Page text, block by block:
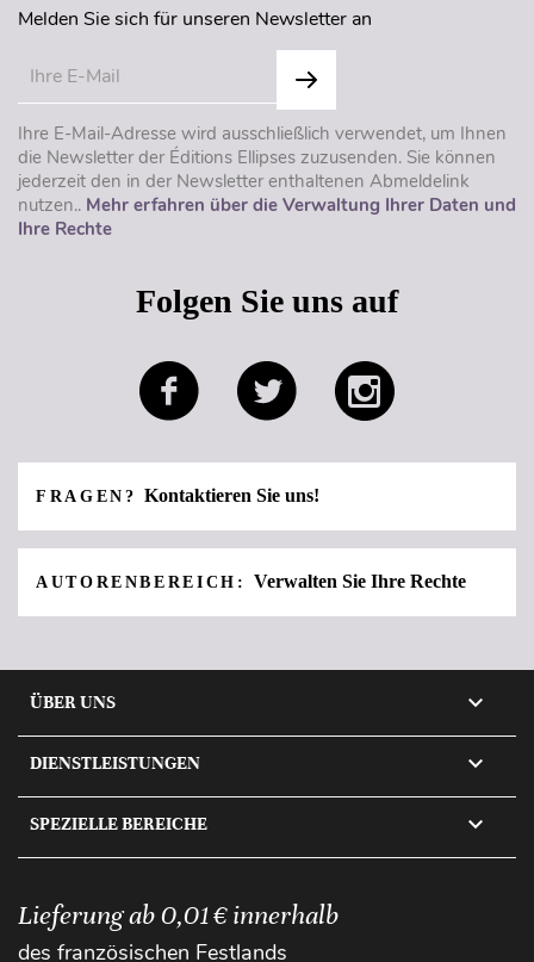
Melden Sie sich für unseren Newsletter an
Ihre E-Mail-Adresse wird ausschließlich verwendet, um Ihnen
die Newsletter der Éditions Ellipses zuzusenden. Sie können
jederzeit den in der Newsletter enthaltenen Abmeldelink
nutzen.. Mehr erfahren über die Verwaltung Ihrer Daten und
Ihre Rechte
Folgen Sie uns auf
FRAGEN?Kontaktieren Sie uns!
AUTORENBEREICH: Verwalten Sie Ihre Rechte
ÜBER UNS 
DIENSTLEISTUNGEN 
SPEZIELLE BEREICHE 
Lieferung ab 0,01 € innerhalb
des französischen Festlands